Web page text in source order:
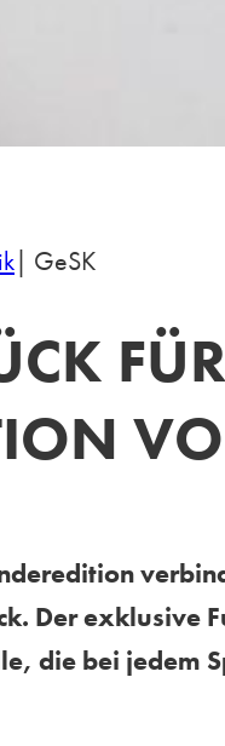
| GeSK
Der exklusive
die bei jedem